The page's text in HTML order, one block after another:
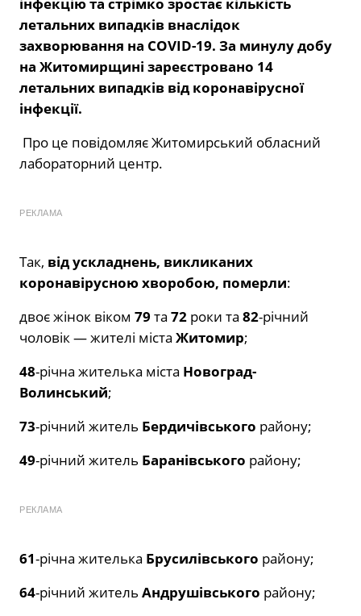
летальних випадків внаслідок
захворювання на COVID-19. За минулу добу
на Житомирщині зареєстровано 14
летальних випадків від коронавірусної
інфекції.
Про це повідомляє Житомирський обласний
лабораторний центр.
РЕКЛАМА
Так, від ускладнень, викликаних
коронавірусною хворобою, померли:
двоє жінок віком 79 та 72 роки та 82-річний
чоловік — жителі міста Житомир;
48-річна жителька міста Новоград-
Волинський;
73-річний житель Бердичівського району;
49-річний житель Баранівського району;
РЕКЛАМА
61-річна жителька Брусилівського району;
64-річний житель Андрушівського району;